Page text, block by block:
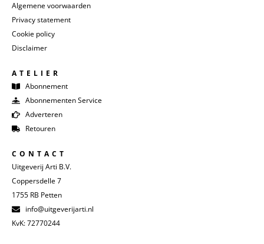
Algemene voorwaarden
Privacy statement
Cookie policy
Disclaimer
ATELIER
Abonnement
Abonnementen Service
Adverteren
Retouren
CONTACT
Uitgeverij Arti B.V.
Coppersdelle 7
1755 RB Petten
info@uitgeverijarti.nl
KvK: 72770244